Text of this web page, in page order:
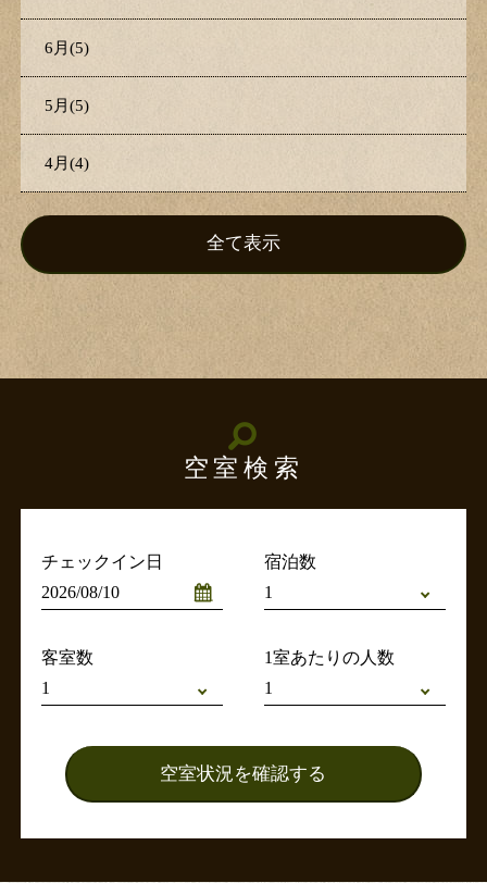
6月(5)
5月(5)
4月(4)
全て表示
空室検索
チェックイン日 宿泊数
客室数 1室あたりの人数